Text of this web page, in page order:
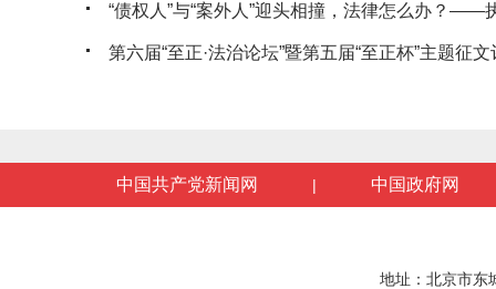
“债权人”与“案外人”迎头相撞，法律怎么办？——
第六届“至正·法治论坛”暨第五届“至正杯”主题征文
中国共产党新闻网 | 中国政府网
地址：北京市东